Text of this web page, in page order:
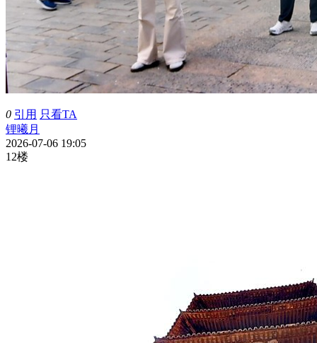
0 引用 只看TA
锂曦月
2026-07-06 19:05
12楼